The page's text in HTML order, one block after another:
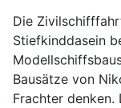
Die
Stiefkinddasein
Bausätze von
Frachter